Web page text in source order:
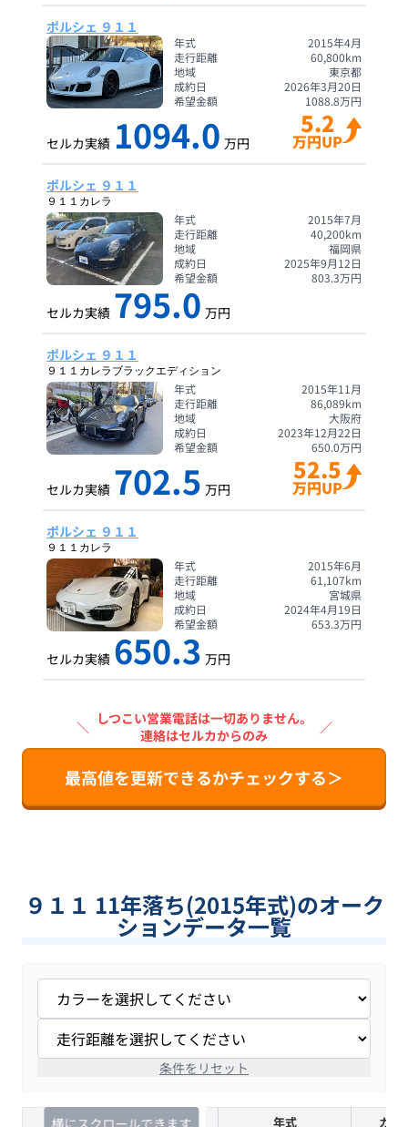
ポルシェ ９１１
年式
2015年4月
走行距離
60,800km
地域
東京都
成約日
2026年3月20日
希望金額
1088.8万円
セルカ実績 1094.0 万円
5.2
万円UP
ポルシェ ９１１
９１１カレラ
年式
2015年7月
走行距離
40,200km
地域
福岡県
成約日
2025年9月12日
希望金額
803.3万円
セルカ実績 795.0 万円
ポルシェ ９１１
９１１カレラブラックエディション
年式
2015年11月
走行距離
86,089km
地域
大阪府
成約日
2023年12月22日
希望金額
650.0万円
セルカ実績 702.5 万円
52.5
万円UP
ポルシェ ９１１
９１１カレラ
年式
2015年6月
走行距離
61,107km
地域
宮城県
成約日
2024年4月19日
希望金額
653.3万円
セルカ実績 650.3 万円
＼ しつこい営業電話は一切ありません。
連絡はセルカからのみ
／
最高値を更新できるかチェックする＞
９１１ 11年落ち(2015年式)のオーク
ションデータ一覧
条件をリセット
横にスクロールできます
査定時期 セルカ実績 年式 カラ